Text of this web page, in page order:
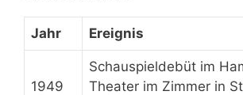
Jahr Ereignis
1949
Schauspieldebüt im
Theater im Zimmer in